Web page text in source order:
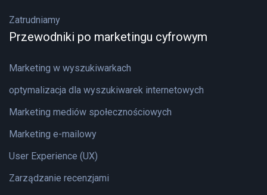
Zatrudniamy
Przewodniki po marketingu cyfrowym
Marketing w wyszukiwarkach
optymalizacja dla wyszukiwarek internetowych
Marketing mediów społecznościowych
Marketing e-mailowy
User Experience (UX)
Zarządzanie recenzjami